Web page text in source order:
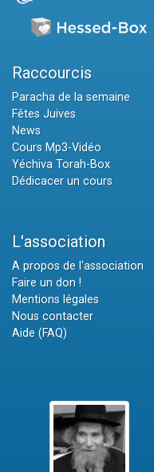
Raccourcis
Paracha de la semaine
Fêtes Juives
News
Cours Mp3-Vidéo
Yéchiva Torah-Box
Dédicacer un cours
L'association
A propos de l'association
Faire un don !
Mentions légales
Nous contacter
Aide (FAQ)